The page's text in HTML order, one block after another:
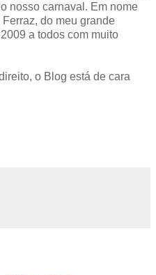
nosso carnaval. Em nome
do meu grande
a todos com muito
o Blog está de cara